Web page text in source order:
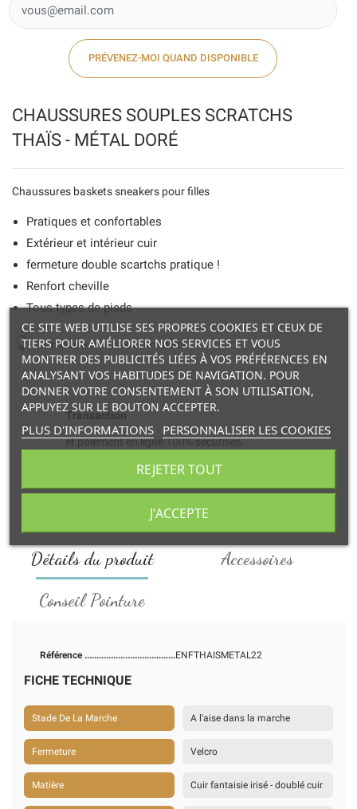
CHAUSSURES SOUPLES SCRATCHS
THAÏS - MÉTAL DORÉ
Chaussures baskets sneakers pour filles
Pratiques et confortables
Extérieur et intérieur cuir
fermeture double scartchs pratique !
Renfort cheville
Tous types de pieds
Ce modèle chausse normalement.
Transaction
et paiement en ligne 100% sécurisés.
Livraison
à domicile ou retrait en point relais.
PRÉVENEZ-MOI QUAND DISPONIBLE
Détails du produit Accessoires
Conseil Pointure
Référence ENFTHAISMETAL22
FICHE TECHNIQUE
Stade De La Marche A l'aise dans la marche
Fermeture Velcro
Matière Cuir fantaisie irisé - doublé cuir
CE SITE WEB UTILISE SES PROPRES COOKIES ET CEUX DE
TIERS POUR AMÉLIORER NOS SERVICES ET VOUS
MONTRER DES PUBLICITÉS LIÉES À VOS PRÉFÉRENCES EN
ANALYSANT VOS HABITUDES DE NAVIGATION. POUR
DONNER VOTRE CONSENTEMENT À SON UTILISATION,
APPUYEZ SUR LE BOUTON ACCEPTER.
PLUS D'INFORMATIONS PERSONNALISER LES COOKIES
REJETER TOUT
J'ACCEPTE